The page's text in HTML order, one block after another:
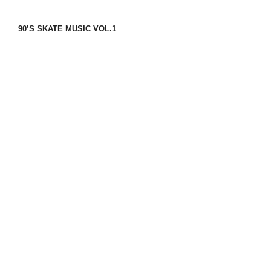
90’S SKATE MUSIC VOL.1